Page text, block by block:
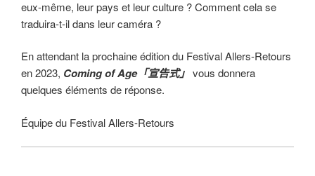
eux-même, leur pays et leur culture ? Comment cela se
traduira-t-il dans leur caméra ?
En attendant la prochaine édition du Festival Allers-Retours
en 2023, Coming of Age「宣告式」 vous donnera
quelques éléments de réponse.
Équipe du Festival Allers-Retours